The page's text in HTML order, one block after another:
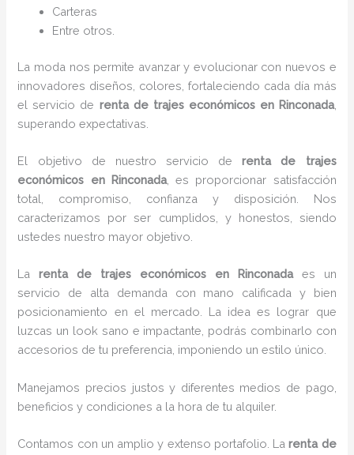
Carteras
Entre otros.
La moda nos permite avanzar y evolucionar con nuevos e
innovadores diseños, colores, fortaleciendo cada día más
el servicio de renta de trajes económicos en Rinconada,
superando expectativas.
El objetivo de nuestro servicio derenta de trajes
económicos en Rinconada, es proporcionar satisfacción
total, compromiso, confianza y disposición. Nos
caracterizamos por ser cumplidos, y honestos, siendo
ustedes nuestro mayor objetivo.
Larenta de trajes económicos en Rinconada es un
servicio de alta demanda con mano calificada y bien
posicionamiento en el mercado. La idea es lograr que
luzcas un look sano e impactante, podrás combinarlo con
accesorios de tu preferencia, imponiendo un estilo único.
Manejamos precios justos y diferentes medios de pago,
beneficios y condiciones a la hora de tu alquiler.
Contamos con un amplio y extenso portafolio. Larenta de